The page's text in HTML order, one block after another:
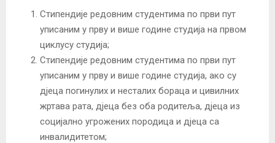
Стипендије редовним студентима по први пут
уписаним у прву и више године студија на првом
циклусу студија;
Стипендије редовним студентима по први пут
уписаним у прву и више године студија, ако су
дјеца погинулих и несталих бораца и цивилних
жртава рата, дјеца без оба родитеља, дјеца из
социјално угрожених породица и дјеца са
инвалидитетом;